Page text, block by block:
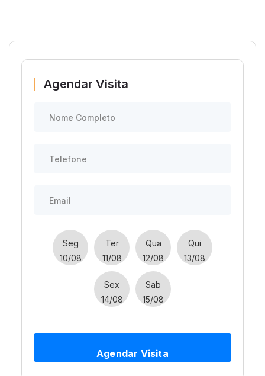
Agendar Visita
Seg
10/08
Ter
11/08
Qua
12/08
Qui
13/08
Sex
14/08
Sab
15/08
Agendar Visita